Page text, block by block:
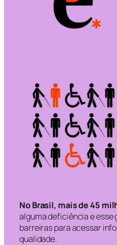
No Brasil, mais de 45
alguma deficiência e esse
barreiras para acessar
qualidade.